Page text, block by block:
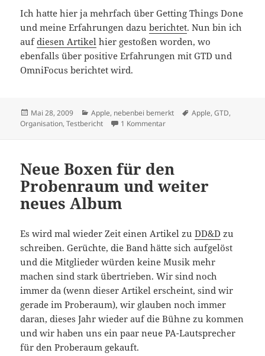
Ich hatte hier ja mehrfach über Getting Things Done
und meine Erfahrungen dazuberichtet. Nun bin ich
aufdiesen Artikel hier gestoßen worden, wo
ebenfalls über positive Erfahrungen mit GTD und
OmniFocus berichtet wird.
Veröffentlicht
am
Mai 28, 2009 Kategorien
Apple, nebenbei bemerkt Schlagwörter
Apple,GTD,
Organisation,Testbericht 1 Kommentarzu Mac Samurai über
Neue Boxen für den
Probenraum und weiter
neues Album
Es wird mal wieder Zeit einen Artikel zuDD&D zu
schreiben. Gerüchte, die Band hätte sich aufgelöst
und die Mitglieder würden keine Musik mehr
machen sind stark übertrieben. Wir sind noch
immer da (wenn dieser Artikel erscheint, sind wir
gerade im Proberaum), wir glauben noch immer
daran, dieses Jahr wieder auf die Bühne zu kommen
und wir haben uns ein paar neue PA-Lautsprecher
für den Proberaum gekauft.